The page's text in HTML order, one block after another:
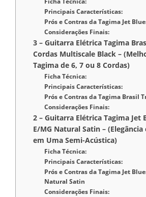
Principais Características:
Prós e Contras da Tagima Jet
Considerações Finais:
3 – Guitarra Elétrica Tagima
Cordas Multiscale Black –
Tagima de 6, 7 ou 8 Cordas)
Ficha Técnica:
Principais Características:
Prós e Contras da Tagima Brasil
Considerações Finais:
2 – Guitarra Elétrica Tagima Jet
E/MG Natural Satin –
em Uma Semi-Acústica)
Ficha Técnica:
Principais Características:
Prós e Contras da Tagima Jet
Natural Satin
Considerações Finais: